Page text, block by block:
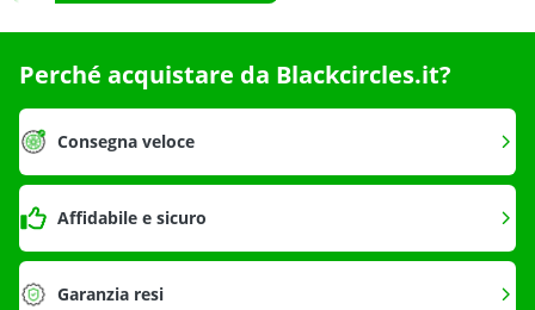
Perché acquistare da Blackcircles.it?
Consegna veloce
Affidabile e sicuro
Garanzia resi